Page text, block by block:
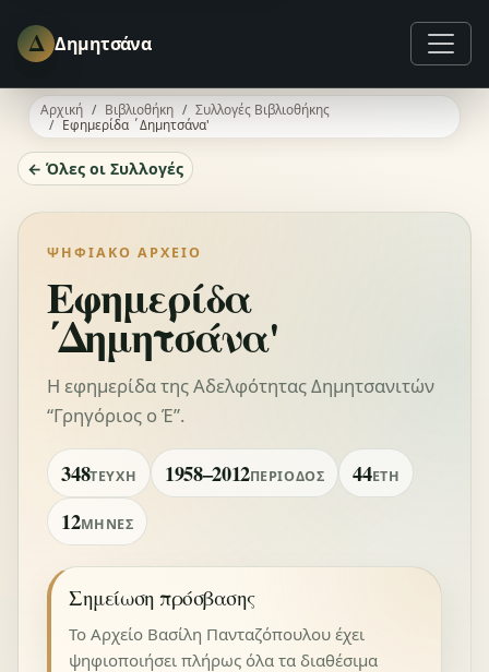
Δ Δημητσάνα
Αρχική Βιβλιοθήκη
Συλλογές Βιβλιοθήκης
Εφημερίδα ΄Δημητσάνα'
← Όλες οι Συλλογές
ΨΗΦΙΑΚΌ ΑΡΧΕΊΟ
Εφημερίδα
΄Δημητσάνα'
Η εφημερίδα της Αδελφότητας Δημητσανιτών
“Γρηγόριος ο Έ”.
348ΤΕΎΧΗ 1958–2012ΠΕΡΊΟΔΟΣ 44ΈΤΗ
12ΜΉΝΕΣ
Σημείωση πρόσβασης
Το Αρχείο Βασίλη Πανταζόπουλου έχει
ψηφιοποιήσει πλήρως όλα τα διαθέσιμα